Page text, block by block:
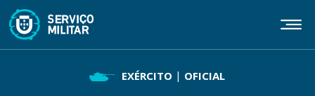
para
conteúdo
principal
EXÉRCITO OFICIAL